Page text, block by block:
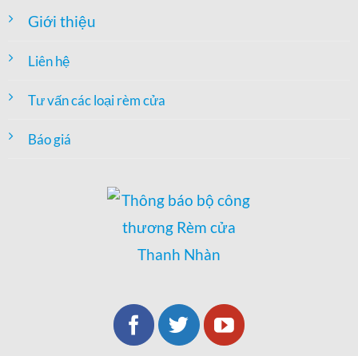
Giới thiệu
Liên hệ
Tư vấn các loại rèm cửa
Báo giá